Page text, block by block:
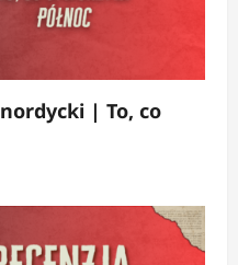
nordycki | To, co